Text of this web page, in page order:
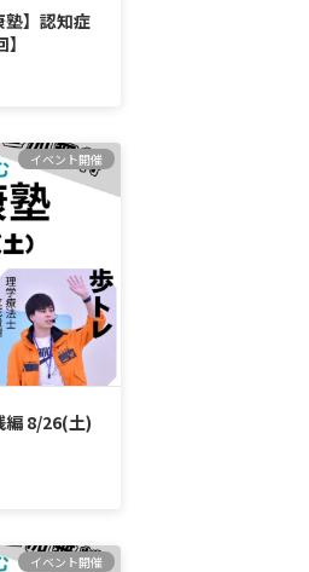
】認知症
イベント開催
編 8/26(土)
イベント開催